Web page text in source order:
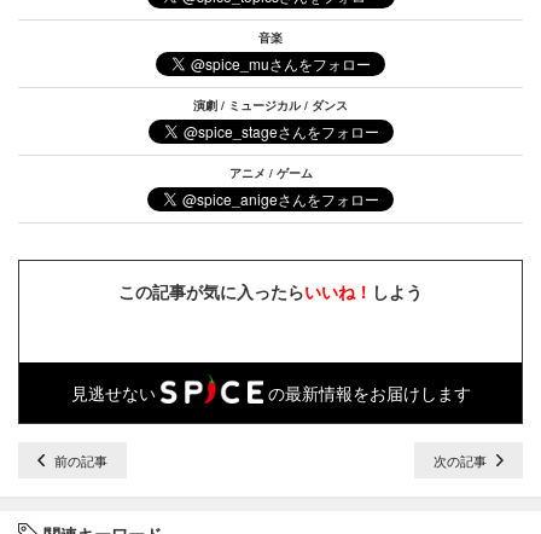
音楽
演劇 / ミュージカル / ダンス
アニメ / ゲーム
この記事が気に入ったらいいね！ しよう
見逃せない の最新情報をお届けします
前の記事 次の記事